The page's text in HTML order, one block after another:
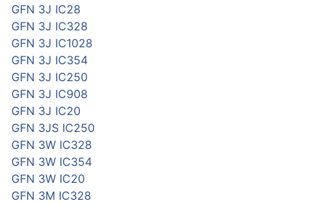
GFN 3J IC28
GFN 3J IC328
GFN 3J IC1028
GFN 3J IC354
GFN 3J IC250
GFN 3J IC908
GFN 3J IC20
GFN 3JS IC250
GFN 3W IC328
GFN 3W IC354
GFN 3W IC20
GFN 3M IC328